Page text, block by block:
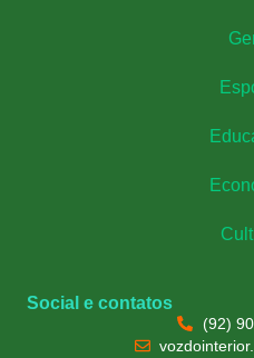
Social e contatos
(92)